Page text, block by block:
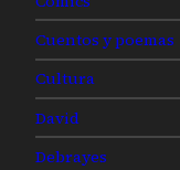
Cuentos y poemas
Cultura
David
Debrayes